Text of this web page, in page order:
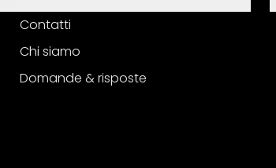
Contatti
Chi siamo
Domande & risposte